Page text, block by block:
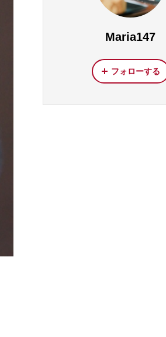
Maria147
フォローする